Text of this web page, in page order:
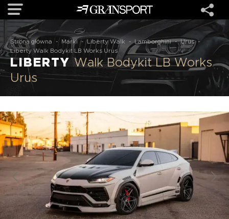
OFERTA
MARKI
REALIZACJE
O NAS
USŁUGI
KONTAKT
Strona główna - Marki - Liberty Walk - Lamborghini - Urus -
Liberty Walk Bodykit LB Works Urus
LIBERTYWalk Bodykit LB Works
Urus